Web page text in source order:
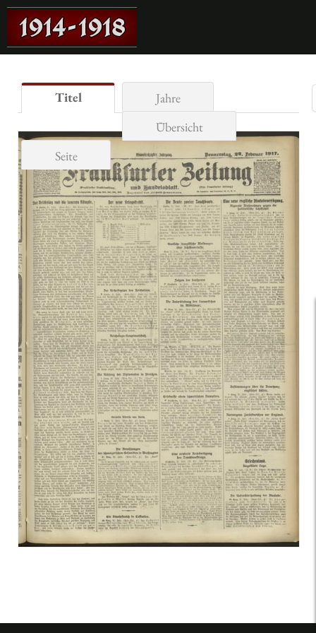
Titel
Jahre
Übersicht
Seite